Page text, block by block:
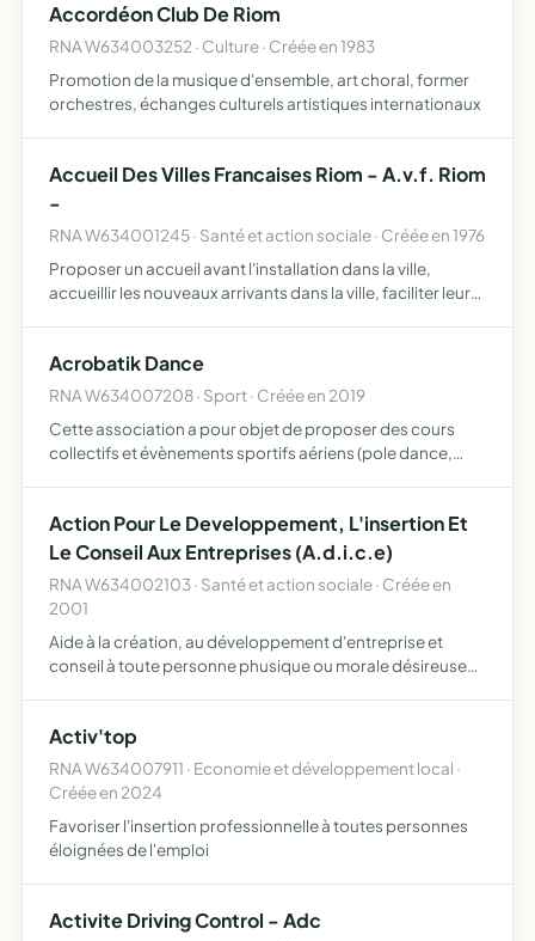
Accordéon Club De Riom
RNA W634003252 · Culture · Créée en 1983
Promotion de la musique d'ensemble, art choral, former
orchestres, échanges culturels artistiques internationaux
Accueil Des Villes Francaises Riom - A.v.f. Riom
-
RNA W634001245 · Santé et action sociale · Créée en 1976
Proposer un accueil avant l'installation dans la ville,
accueillir les nouveaux arrivants dans la ville, faciliter leur
Acrobatik Dance
RNA W634007208 · Sport · Créée en 2019
Cette association a pour objet de proposer des cours
collectifs et évènements sportifs aériens (pole dance,
au…
Action Pour Le Developpement, L'insertion Et
Le Conseil Aux Entreprises (A.d.i.c.e)
RNA W634002103 · Santé et action sociale · Créée en
2001
Aide à la création, au développement d'entreprise et
conseil à toute personne phusique ou morale désireuse
Activ'top
RNA W634007911 · Economie et développement local ·
Créée en 2024
Favoriser l'insertion professionnelle à toutes personnes
éloignées de l'emploi
Activite Driving Control - Adc